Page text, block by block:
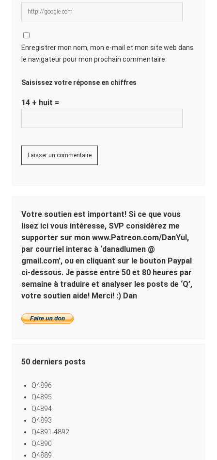
Enregistrer mon nom, mon e-mail et mon site web dans
le navigateur pour mon prochain commentaire.
Saisissez votre réponse en chiffres
14 + huit =
Votre soutien est important! Si ce que vous
lisez ici vous intéresse, SVP considérez me
supporter sur mon www.Patreon.com/DanYul,
par courriel interac à ‘danadlumen @
gmail.com’, ou en cliquant sur le bouton Paypal
ci-dessous. Je passe entre 50 et 80 heures par
semaine à traduire et analyser les posts de ‘Q’,
votre soutien aide! Merci! :) Dan
50 derniers posts
Q4896
Q4895
Q4894
Q4893
Q4891-4892
Q4890
Q4889